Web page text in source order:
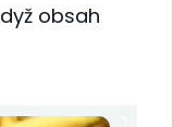
obsah